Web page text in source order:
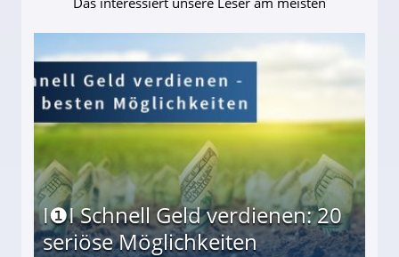
I❶I Schnell Geld verdienen: 20
seriöse Möglichkeiten